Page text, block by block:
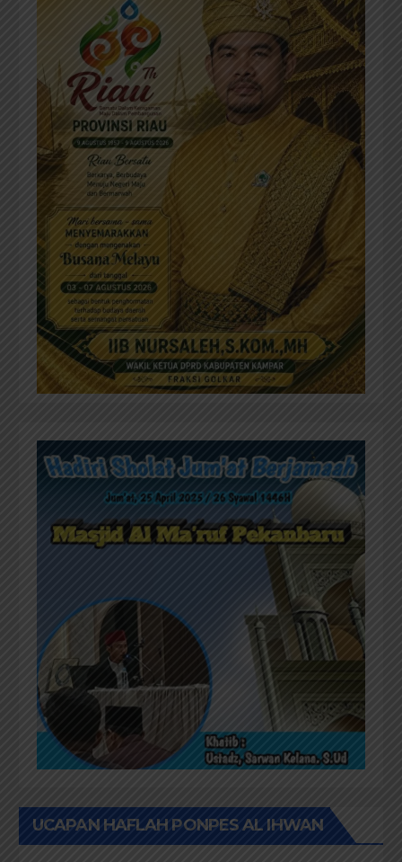
UCAPAN HAFLAH PONPES AL IHWAN